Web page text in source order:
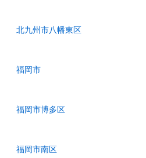
北九州市八幡東区
福岡市
福岡市博多区
福岡市南区